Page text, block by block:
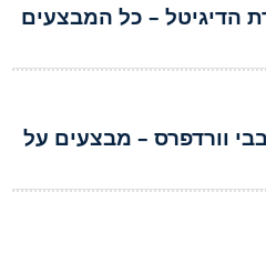
2022 בזירת הדיגיטל – כל המבצעים
2022 לחובבי וורדפרס – מבצעים על